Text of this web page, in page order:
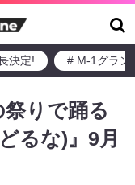
決定! # M-1グラン
りで踊る
るな)』9月